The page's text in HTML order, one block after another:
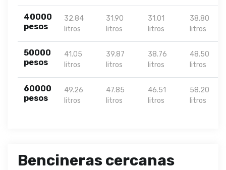
40000
pesos
32.84
litros
31.90
litros
31.01
litros
38.80
litros
50000
pesos
41.05
litros
39.87
litros
38.76
litros
48.50
litros
60000
pesos
49.26
litros
47.85
litros
46.51
litros
58.20
litros
Bencineras cercanas